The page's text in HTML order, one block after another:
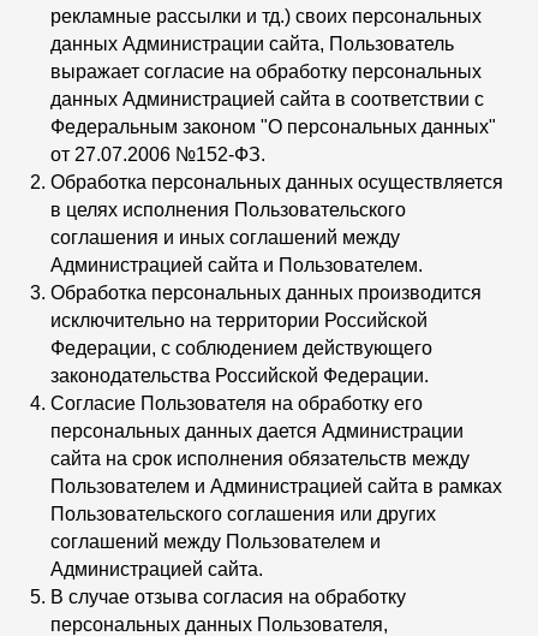
рекламные рассылки и тд.) своих персональных
данных Администрации сайта, Пользователь
выражает согласие на обработку персональных
данных Администрацией сайта в соответствии с
Федеральным законом "О персональных данных"
от 27.07.2006 №152-ФЗ.
Обработка персональных данных осуществляется
в целях исполнения Пользовательского
соглашения и иных соглашений между
Администрацией сайта и Пользователем.
Обработка персональных данных производится
исключительно на территории Российской
Федерации, с соблюдением действующего
законодательства Российской Федерации.
Согласие Пользователя на обработку его
персональных данных дается Администрации
сайта на срок исполнения обязательств между
Пользователем и Администрацией сайта в рамках
Пользовательского соглашения или других
соглашений между Пользователем и
Администрацией сайта.
В случае отзыва согласия на обработку
персональных данных Пользователя,